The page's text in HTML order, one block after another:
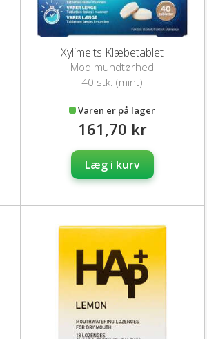
Xylimelts Klæbetablet
Mod mundtørhed
40 stk. (mint)
Varen er på lager
161,70 kr
Læg i kurv